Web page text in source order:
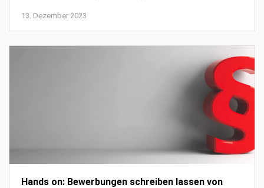
13. Dezember 2023
Hands on: Bewerbungen schreiben lassen von